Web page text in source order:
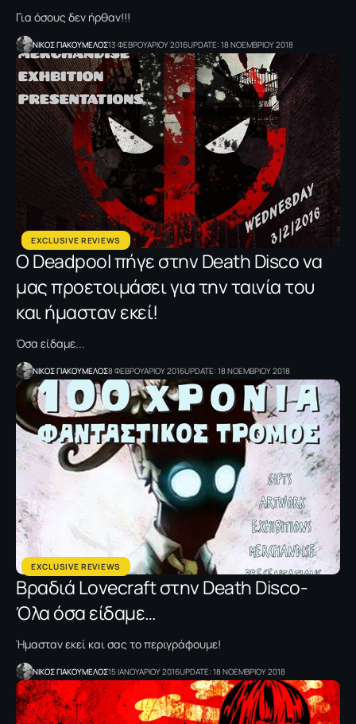
Για όσους δεν ήρθαν!!!
NΙΚΟΣ ΓΙΑΚΟΥΜΕΛΟΣ13 ΦΕΒΡΟΥΑΡΙΟΥ 2016UPDATE: 18 ΝΟΕΜΒΡΙΟΥ 2018
EXCLUSIVE REVIEWS
Ο Deadpool πήγε στην Death Disco να
μας προετοιμάσει για την ταινία του
και ήμασταν εκεί!
Όσα είδαμε...
NΙΚΟΣ ΓΙΑΚΟΥΜΕΛΟΣ8 ΦΕΒΡΟΥΑΡΙΟΥ 2016UPDATE: 18 ΝΟΕΜΒΡΙΟΥ 2018
EXCLUSIVE REVIEWS
Βραδιά Lovecraft στην Death Disco-
Όλα όσα είδαμε…
Ήμασταν εκεί και σας το περιγράφουμε!
NΙΚΟΣ ΓΙΑΚΟΥΜΕΛΟΣ15 ΙΑΝΟΥΑΡΙΟΥ 2016UPDATE: 18 ΝΟΕΜΒΡΙΟΥ 2018